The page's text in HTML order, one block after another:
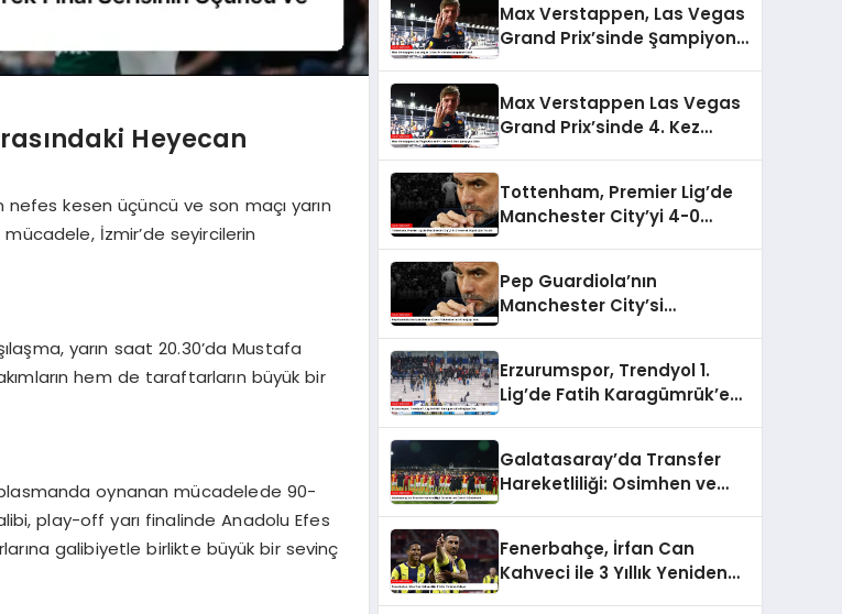
Heyecan
kesen üçüncü ve son maçı yarın
İzmir’de seyircilerin
yarın saat 20.30’da Mustafa
hem de taraftarların büyük bir
oynanan mücadelede 90-
play-off yarı finalinde Anadolu Efes
galibiyetle birlikte büyük bir sevinç
Max Verstappen, Las Vegas
Grand Prix’sinde Şampiyon
Max Verstappen Las Vegas
Grand Prix’sinde 4. Kez
Tottenham, Premier Lig’de
Manchester City’yi 4-0
Pep Guardiola’nın
Manchester City’si
Erzurumspor, Trendyol 1.
Lig’de Fatih Karagümrük’e
Galatasaray’da Transfer
Hareketliliği: Osimhen ve
Fenerbahçe, İrfan Can
Kahveci ile 3 Yıllık Yeniden